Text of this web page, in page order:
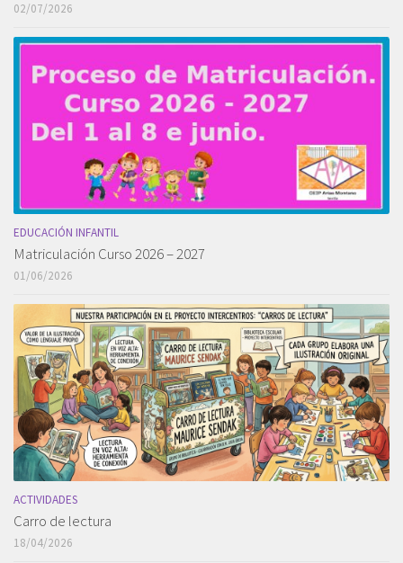
02/07/2026
EDUCACIÓN INFANTIL
Matriculación Curso 2026 – 2027
01/06/2026
ACTIVIDADES
Carro de lectura
18/04/2026